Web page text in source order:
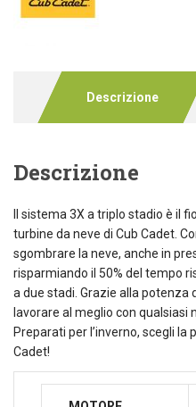
Descrizione
Descrizione
Il sistema 3X a triplo stadio è il
turbine da neve di Cub Cadet.
sgombrare la neve, anche in
risparmiando il 50% del tempo
a due stadi. Grazie alla potenza
lavorare al meglio con qualsiasi
Preparati per l’inverno, scegli la
Cadet!